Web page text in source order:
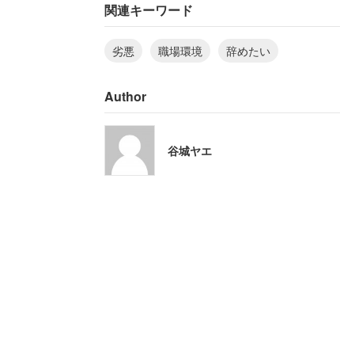
と切実な思いを綴った。
関連キーワード
劣悪 職場環境 辞めたい
Author
谷城ヤエ